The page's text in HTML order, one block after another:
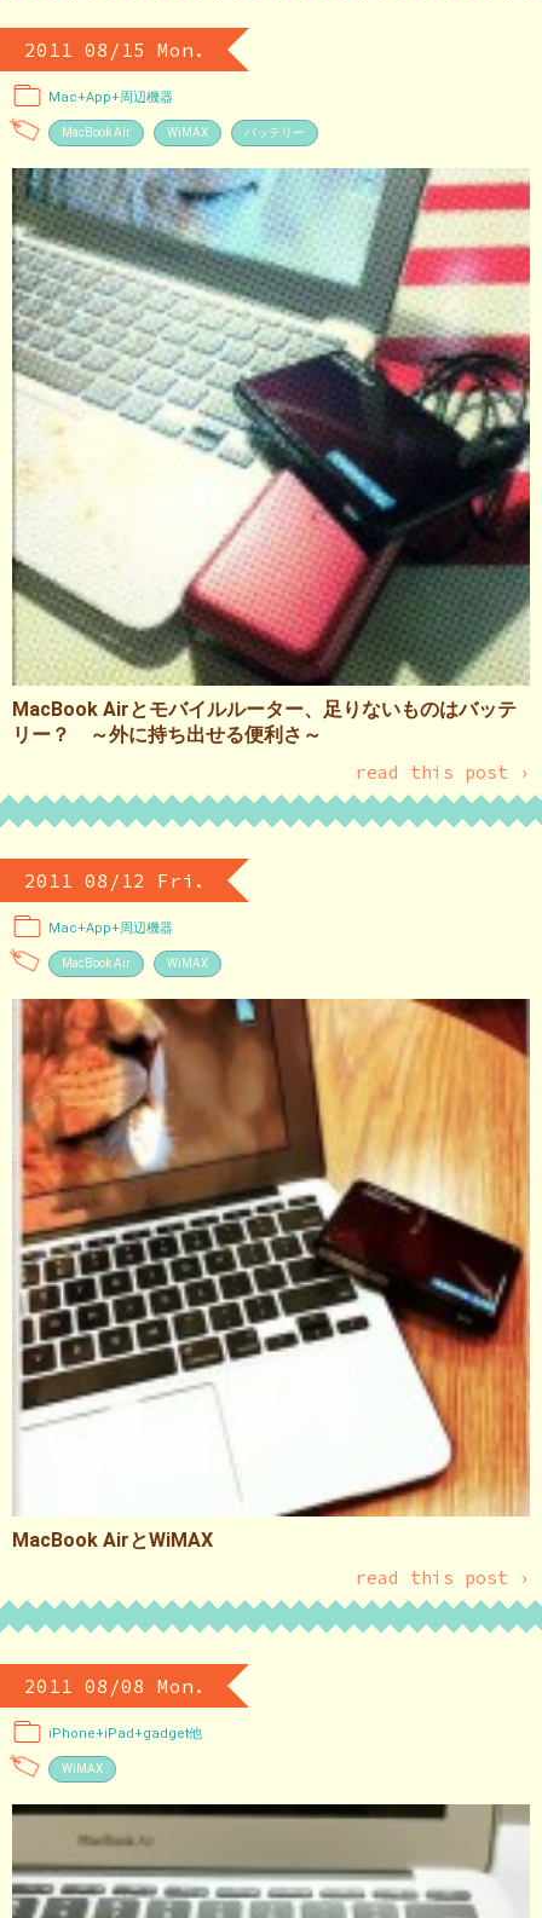
2011 08/15 Mon.
Mac+App+周辺機器
MacBook Air WiMAX バッテリー
MacBook Airとモバイルルーター、足りないものはバッテ
リー？ ～外に持ち出せる便利さ～
read this post ›
2011 08/12 Fri.
Mac+App+周辺機器
MacBook Air WiMAX
MacBook AirとWiMAX
read this post ›
2011 08/08 Mon.
iPhone+iPad+gadget他
WiMAX